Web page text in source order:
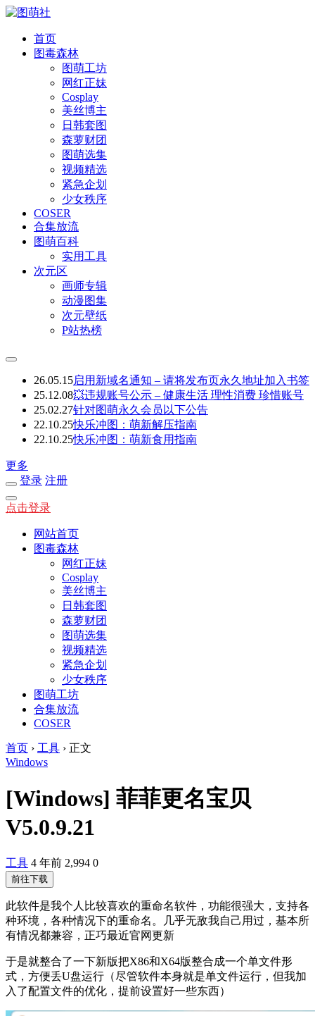
首页
图毒森林
图萌工坊
网红正妹
Cosplay
美丝博主
日韩套图
森萝财团
图萌选集
视频精选
紧急企划
少女秩序
COSER
合集放流
图萌百科
实用工具
次元区
画师专辑
动漫图集
次元壁纸
P站热榜
26.05.15启用新域名通知 – 请将发布页永久地址加入书签
25.12.08💥违规账号公示 – 健康生活 理性消费 珍惜账号
25.02.27针对图萌永久会员以下公告
22.10.25快乐冲图：萌新解压指南
22.10.25快乐冲图：萌新食用指南
更多
登录 注册
点击登录
网站首页
图毒森林
网红正妹
Cosplay
美丝博主
日韩套图
森萝财团
图萌选集
视频精选
紧急企划
少女秩序
图萌工坊
合集放流
COSER
首页 › 工具 › 正文
Windows
[Windows] 菲菲更名宝贝
V5.0.9.21
工具 4 年前 2,994 0
前往下载
此软件是我个人比较喜欢的重命名软件，功能很强大，支持各
种环境，各种情况下的重命名。几乎无敌我自己用过，基本所
有情况都兼容，正巧最近官网更新
于是就整合了一下新版把X86和X64版整合成一个单文件形
式，方便丢U盘运行（尽管软件本身就是单文件运行，但我加
入了配置文件的优化，提前设置好一些东西）